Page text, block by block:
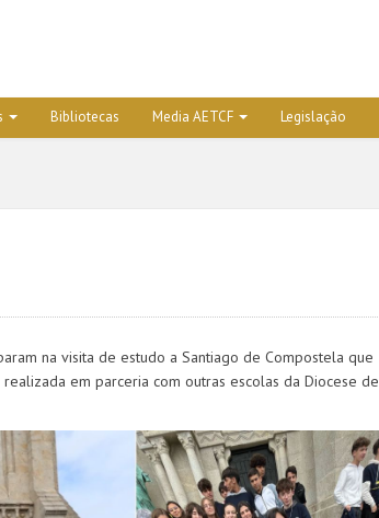
Bibliotecas Media AETCF Legislação
na visita de estudo a Santiago de Compostela que
em parceria com outras escolas da Diocese de